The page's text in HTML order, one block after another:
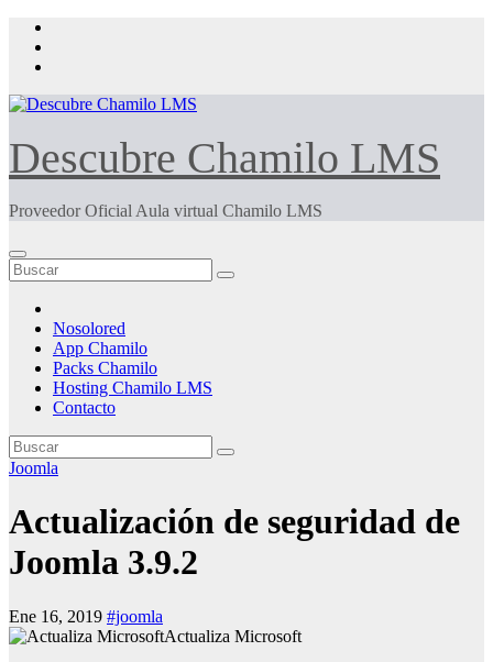
Saltar
contenido
Descubre Chamilo LMS
Proveedor Oficial Aula virtual Chamilo LMS
Nosolored
App Chamilo
Packs Chamilo
Hosting Chamilo LMS
Contacto
Joomla
Actualización de seguridad de
Joomla 3.9.2
Ene 16, 2019 #joomla
Actualiza Microsoft